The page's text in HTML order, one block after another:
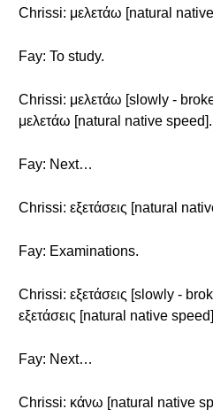
Chrissi: μελετάω [natural
Fay: To study.
Chrissi: μελετάω [slowly -
μελετάω [natural native speed].
Fay: Next…
Chrissi: εξετάσεις [natural
Fay: Examinations.
Chrissi: εξετάσεις [slowly -
εξετάσεις [natural native
Fay: Next…
Chrissi: κάνω [natural native